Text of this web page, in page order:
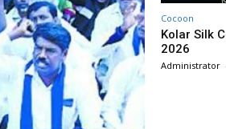
Cocoon
Kolar Silk
2026
Administrator -